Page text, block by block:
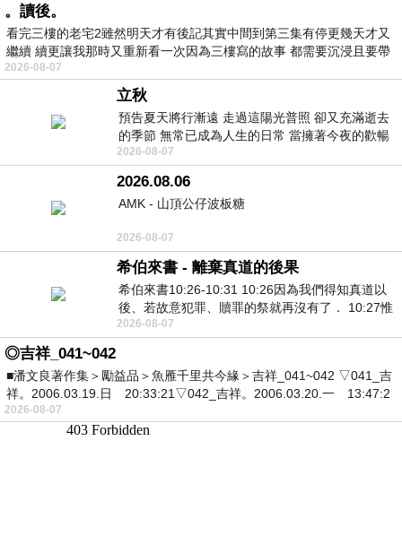
。讀後。
看完三樓的老宅2雖然明天才有後記其實中間到第三集有停更幾天才又
繼續 續更讓我那時又重新看一次因為三樓寫的故事 都需要沉浸且要帶
有
2026-08-07
立秋
預告夏天將行漸遠 走過這陽光普照 卻又充滿逝去
的季節 無常已成為人生的日常 當擁著今夜的歡暢
舒心 轉眼驟成昨日 而明晨 太陽
2026-08-07
2026.08.06
AMK - 山頂公仔波板糖
2026-08-07
希伯來書 - 離棄真道的後果
希伯來書10:26-10:31 10:26因為我們得知真道以
後、若故意犯罪、贖罪的祭就再沒有了． 10:27惟
有戰懼等候審判和那燒滅眾敵人的烈火
2026-08-07
◎吉祥_041~042
■潘文良著作集＞勵益品＞魚雁千里共今緣＞吉祥_041~042 ▽041_吉
祥。2006.03.19.日 20:33:21▽042_吉祥。2006.03.20.一 13:47:2
2026-08-07